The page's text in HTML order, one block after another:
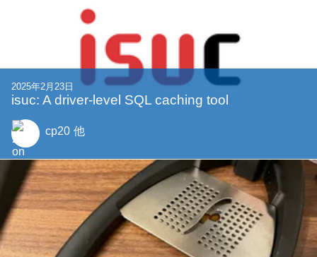
2025年3月2日
kepeken Rust tan Python (Calling Rust from Pyt
hon)
comavius